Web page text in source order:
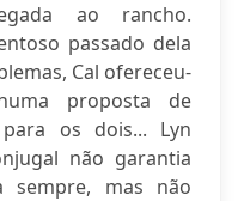
ao rancho.
passado dela
Cal ofereceu-
proposta de
para os dois... Lyn
não garantia
sempre, mas não